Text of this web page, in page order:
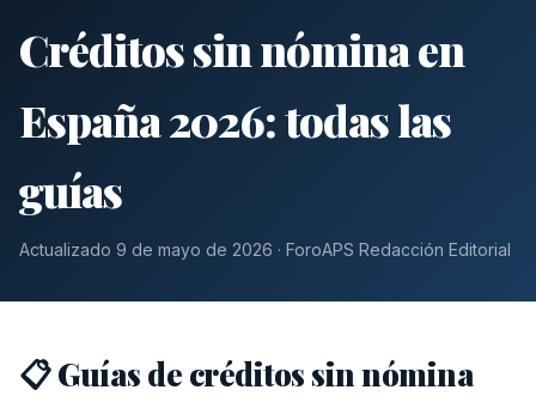
Créditos sin nómina en
España 2026: todas las
guías
Actualizado 9 de mayo de 2026 · ForoAPS Redacción Editorial
📋 Guías de créditos sin nómina